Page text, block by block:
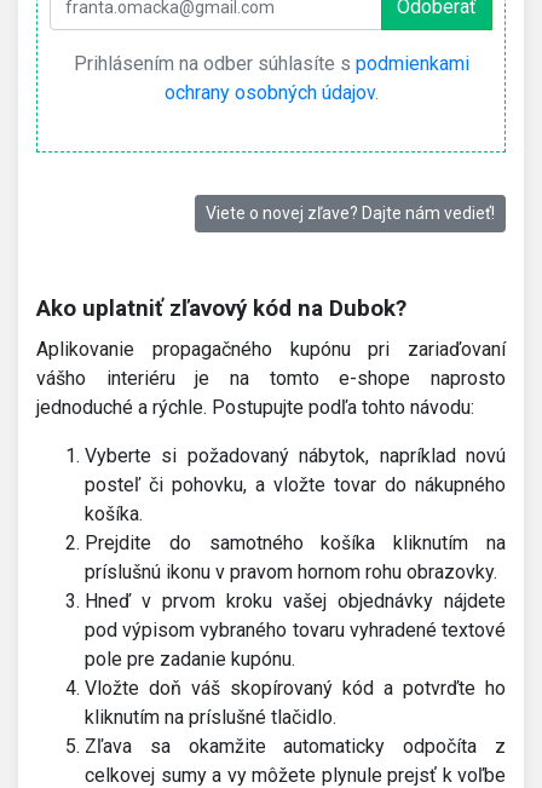
Prihlásením na odber súhlasíte s podmienkami
ochrany osobných údajov.
Viete o novej zľave? Dajte nám vedieť!
Ako uplatniť zľavový kód na Dubok?
Aplikovanie propagačného kupónu pri zariaďovaní
vášho interiéru je na tomto e-shope naprosto
jednoduché a rýchle. Postupujte podľa tohto návodu:
Vyberte si požadovaný nábytok, napríklad novú
posteľ či pohovku, a vložte tovar do nákupného
košíka.
Prejdite do samotného košíka kliknutím na
príslušnú ikonu v pravom hornom rohu obrazovky.
Hneď v prvom kroku vašej objednávky nájdete
pod výpisom vybraného tovaru vyhradené textové
pole pre zadanie kupónu.
Vložte doň váš skopírovaný kód a potvrďte ho
kliknutím na príslušné tlačidlo.
Zľava sa okamžite automaticky odpočíta z
celkovej sumy a vy môžete plynule prejsť k voľbe